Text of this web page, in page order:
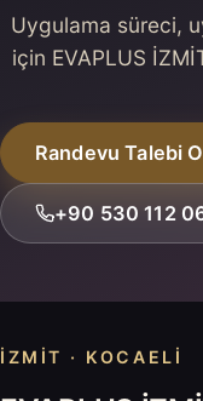
Uygulama süreci,
için EVAPLUS
Randevu Talebi
+90 530 112
İZMIT · KOCAELI